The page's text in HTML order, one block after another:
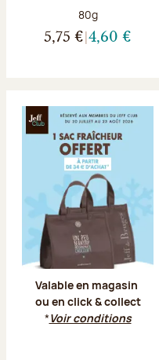
Poids net :
80g
5,75 € 4,60 €
Valable en magasin
ou en click & collect
*Voir conditions